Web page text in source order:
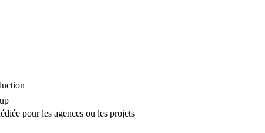
pour les agences ou les projets